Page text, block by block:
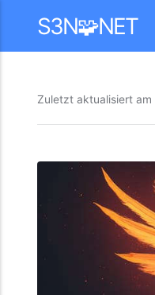
S3N🧩NET
Zuletzt aktualisiert am